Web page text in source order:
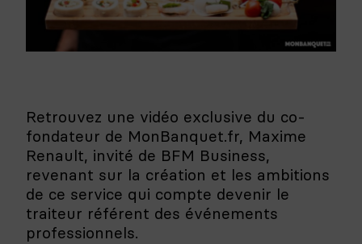
Retrouvez une vidéo exclusive du co-
fondateur de MonBanquet.fr, Maxime
Renault, invité de BFM Business,
revenant sur la création et les ambitions
de ce service qui compte devenir le
traiteur référent des événements
professionnels.